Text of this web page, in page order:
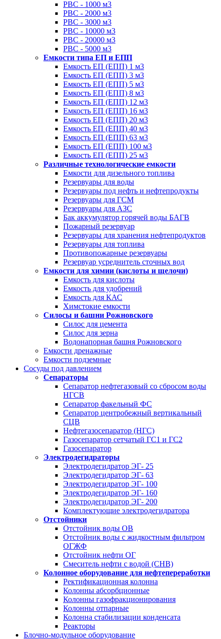
РВС - 1000 м3
РВС - 2000 м3
РВС - 3000 м3
РВС - 10000 м3
РВС - 20000 м3
РВС - 5000 м3
Емкости типа ЕП и ЕПП
Емкость ЕП (ЕПП) 1 м3
Емкость ЕП (ЕПП) 3 м3
Емкость ЕП (ЕПП) 5 м3
Емкость ЕП (ЕПП) 8 м3
Емкость ЕП (ЕПП) 12 м3
Емкость ЕП (ЕПП) 16 м3
Емкость ЕП (ЕПП) 20 м3
Емкость ЕП (ЕПП) 40 м3
Емкость ЕП (ЕПП) 63 м3
Емкость ЕП (ЕПП) 100 м3
Емкость ЕП (ЕПП) 25 м3
Различные технологические емкости
Емкости для дизельного топлива
Резервуары для воды
Резервуары под нефть и нефтепродукты
Резервуары для ГСМ
Резервуары для АЗС
Бак аккумулятор горячей воды БАГВ
Пожарный резервуар
Резервуары для хранения нефтепродуктов
Резервуары для топлива
Противопожарные резервуары
Резервуар усреднитель сточных вод
Емкости для химии (кислоты и щелочи)
Емкость для кислоты
Емкость для удобрений
Емкость для КАС
Химстокие емкости
Силосы и башни Рожновского
Силос для цемента
Силос для зерна
Водонапорная башня Рожновского
Емкости дренажные
Емкости подземные
Сосуды под давлением
Сепараторы
Сепаратор нефтегазовый со сбросом воды
НГСВ
Сепаратор факельный ФС
Сепаратор центробежный вертикальный
СЦВ
Нефтегазосепаратор (НГС)
Газосепаратор сетчатый ГС1 и ГС2
Газосепаратор
Электродегидраторы
Электродегидратор ЭГ- 25
Электродегидратор ЭГ- 63
Электродегидратор ЭГ- 100
Электродегидратор ЭГ- 160
Электродегидратор ЭГ- 200
Комплектующие электродегидратора
Отстойники
Отстойник воды ОВ
Отстойник воды с жидкостным фильтром
ОГЖФ
Отстойник нефти ОГ
Смеситель нефти с водой (СНВ)
Колонное оборудование для нефтепереработки
Ректификационная колонна
Колонны абсорбционные
Колонны газофракционирования
Колонны отпарные
Колонна стабилизации конденсата
Реакторы
Блочно-модульное оборудование